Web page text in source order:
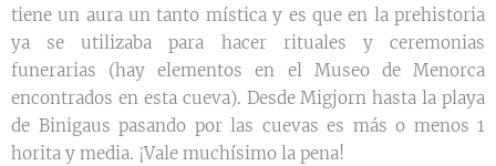
tiene un aura un tanto mística y es que en la prehistoria
ya se utilizaba para hacer rituales y ceremonias
funerarias (hay elementos en el Museo de Menorca
encontrados en esta cueva). Desde Migjorn hasta la playa
de Binigaus pasando por las cuevas es más o menos 1
horita y media. ¡Vale muchísimo la pena!